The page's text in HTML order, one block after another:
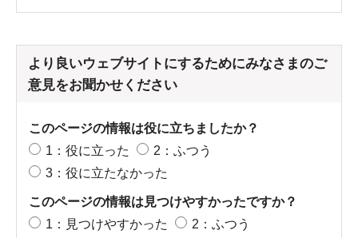
より良いウェブサイトにするためにみなさまのご
意見をお聞かせください
このページの情報は役に立ちましたか？
1：役に立った
2：ふつう
3：役に立たなかった
このページの情報は見つけやすかったですか？
1：見つけやすかった
2：ふつう